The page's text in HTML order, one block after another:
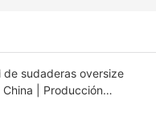
de sudaderas oversize
| Producción